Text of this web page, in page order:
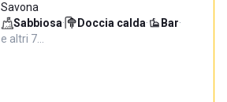
Savona
Sabbiosa· Doccia calda· Bar·
e altri 7…